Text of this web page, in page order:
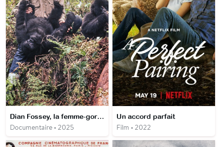
Dian Fossey, la femme-gorille
Documentaire • 2025
Un accord parfait
Film • 2022